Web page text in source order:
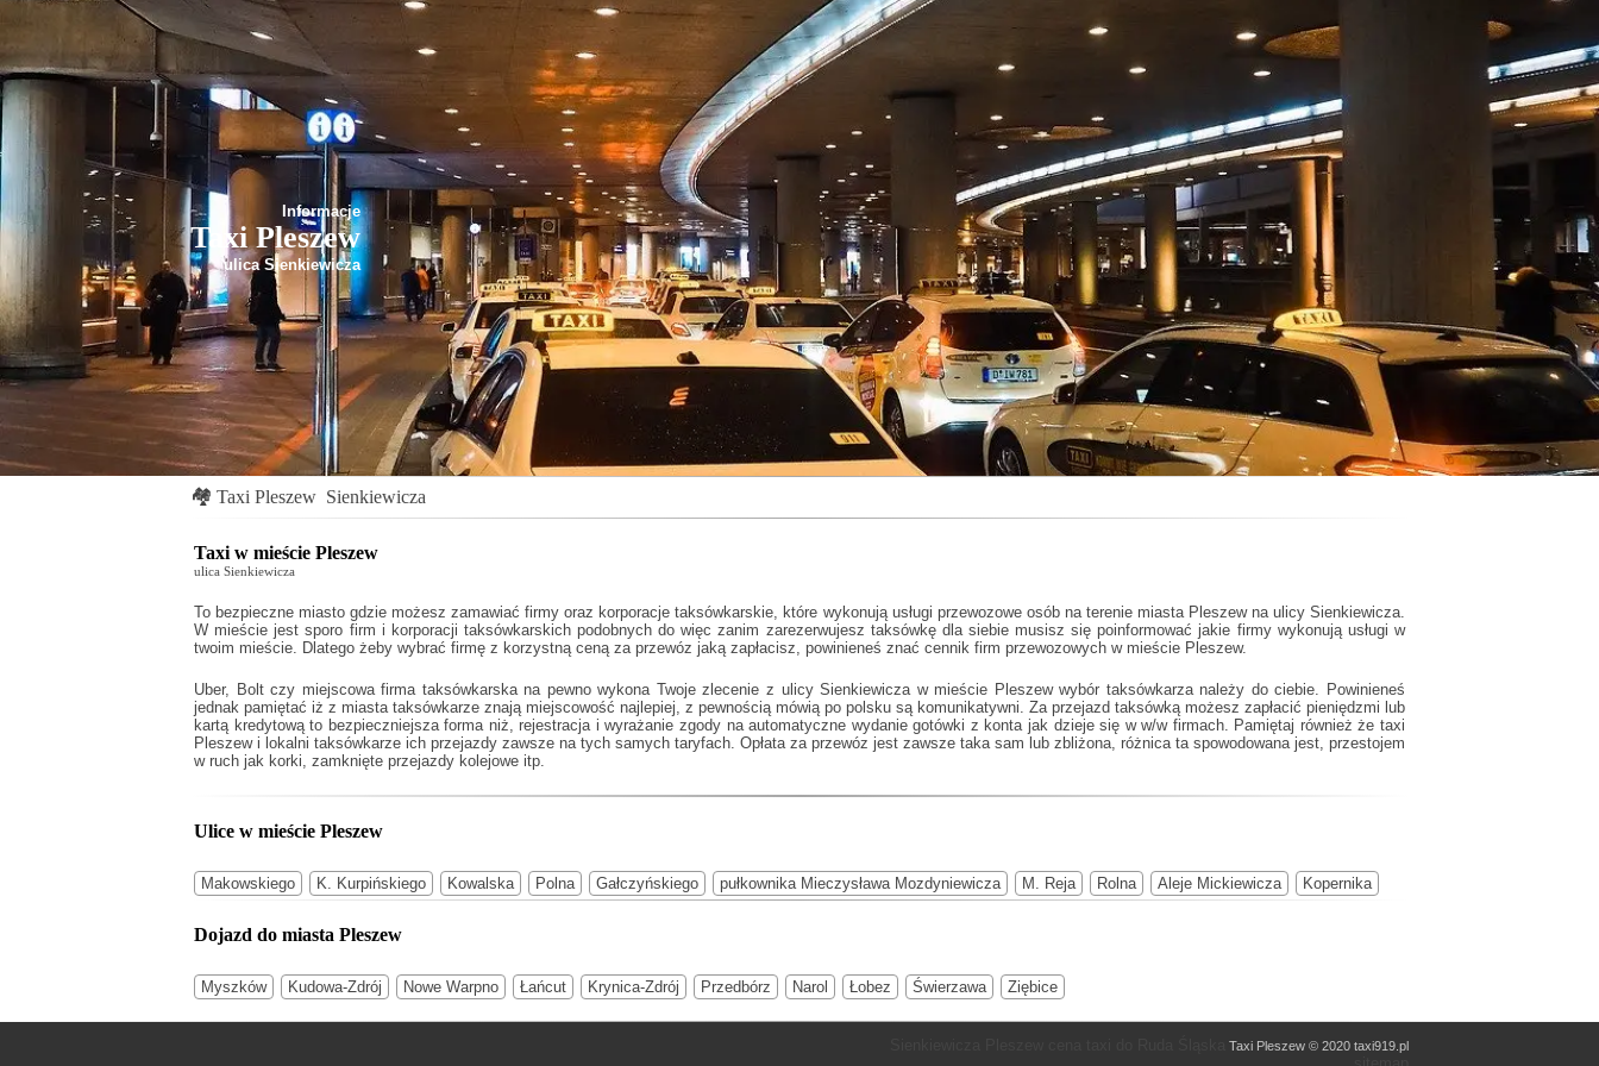
Informacje
Taxi Pleszew
ulica Sienkiewicza
🏘 Taxi Pleszew Sienkiewicza
Taxi w mieście Pleszew
ulica Sienkiewicza
To bezpieczne miasto gdzie możesz zamawiać firmy oraz korporacje taksówkarskie, które wykonują usługi przewozowe osób na terenie miasta Pleszew na ulicy Sienkiewicza.
W mieście jest sporo firm i korporacji taksówkarskich podobnych dowięc zanim zarezerwujesz taksówkę dla siebie musisz się poinformować jakie firmy wykonują usługi w
twoim mieście. Dlatego żeby wybrać firmę z korzystną ceną za przewóz jaką zapłacisz, powinieneś znać cennik firm przewozowych w mieście Pleszew.
Uber, Bolt czy miejscowa firma taksówkarska na pewno wykona Twoje zlecenie z ulicy Sienkiewicza w mieście Pleszew wybór taksówkarza należy do ciebie. Powinieneś
jednak pamiętać iż z miasta taksówkarze znają miejscowość najlepiej, z pewnością mówią po polsku są komunikatywni. Za przejazd taksówką możesz zapłacić pieniędzmi lub
kartą kredytową to bezpieczniejsza forma niż, rejestracja i wyrażanie zgody na automatyczne wydanie gotówki z konta jak dzieje się w w/w firmach. Pamiętaj również że taxi
Pleszewi lokalni taksówkarze ich przejazdy zawsze na tych samych taryfach. Opłata za przewóz jest zawsze taka sam lub zbliżona, różnica ta spowodowana jest, przestojem
w ruch jak korki, zamknięte przejazdy kolejowe itp.
Ulice w mieście Pleszew
Makowskiego K. Kurpińskiego Kowalska Polna Gałczyńskiego pułkownika Mieczysława Mozdyniewicza M. Reja Rolna Aleje Mickiewicza Kopernika
Dojazd do miasta Pleszew
Myszków Kudowa-Zdrój Nowe Warpno Łańcut Krynica-Zdrój Przedbórz Narol Łobez Świerzawa Ziębice
Taxi Pleszew © 2020 taxi919.pl